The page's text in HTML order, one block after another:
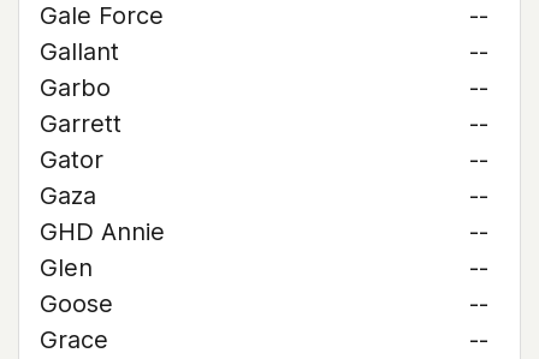
Gale Force
--
Gallant
--
Garbo
--
Garrett
--
Gator
--
Gaza
--
GHD Annie
--
Glen
--
Goose
--
Grace
--